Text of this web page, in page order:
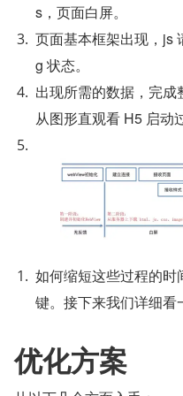
s，页面白屏。
页面基本框架出现，js
g 状态。
出现所需的数据，完成
从图形直观看 H5 启动
如何缩短这些过程的时
键。接下来我们详细看
优化方案